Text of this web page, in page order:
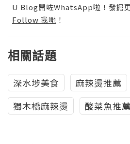
U Blog開咗WhatsApp啦！發掘
Follow 我哋 ！
相關話題
深水埗美食 麻辣燙推薦
獨木橋麻辣燙
酸菜魚推薦